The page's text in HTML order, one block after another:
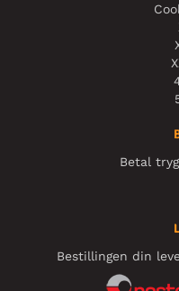
Betal
Bestillingen din